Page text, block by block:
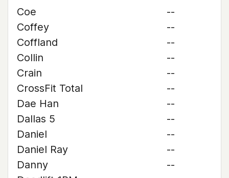
Coe
--
Coffey
--
Coffland
--
Collin
--
Crain
--
CrossFit Total
--
Dae Han
--
Dallas 5
--
Daniel
--
Daniel Ray
--
Danny
--